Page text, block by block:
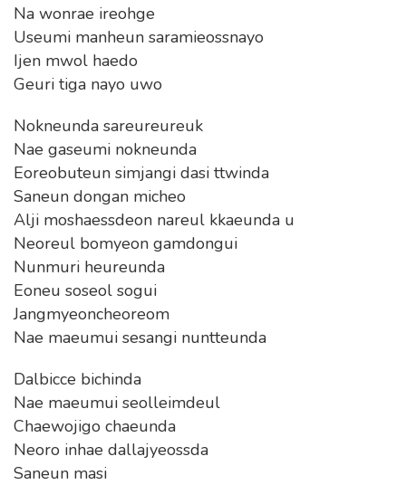
Na wonrae ireohge
Useumi manheun saramieossnayo
Ijen mwol haedo
Geuri tiga nayo uwo
Nokneunda sareureureuk
Nae gaseumi nokneunda
Eoreobuteun simjangi dasi ttwinda
Saneun dongan micheo
Alji moshaessdeon nareul kkaeunda u
Neoreul bomyeon gamdongui
Nunmuri heureunda
Eoneu soseol sogui
Jangmyeoncheoreom
Nae maeumui sesangi nuntteunda
Dalbicce bichinda
Nae maeumui seolleimdeul
Chaewojigo chaeunda
Neoro inhae dallajyeossda
Saneun masi